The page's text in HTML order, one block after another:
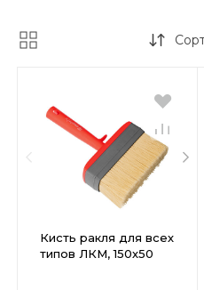
Кисть ракля для всех
типов ЛКМ, 150х50